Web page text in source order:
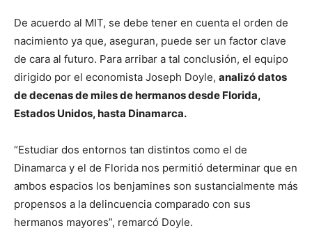
De acuerdo al MIT, se debe tener en cuenta el orden de
nacimiento ya que, aseguran, puede ser un factor clave
de cara al futuro. Para arribar a tal conclusión, el equipo
dirigido por el economista Joseph Doyle, analizó datos
de decenas de miles de hermanos desde Florida,
Estados Unidos, hasta Dinamarca.
“Estudiar dos entornos tan distintos como el de
Dinamarca y el de Florida nos permitió determinar que en
ambos espacios los benjamines son sustancialmente más
propensos a la delincuencia comparado con sus
hermanos mayores”, remarcó Doyle.